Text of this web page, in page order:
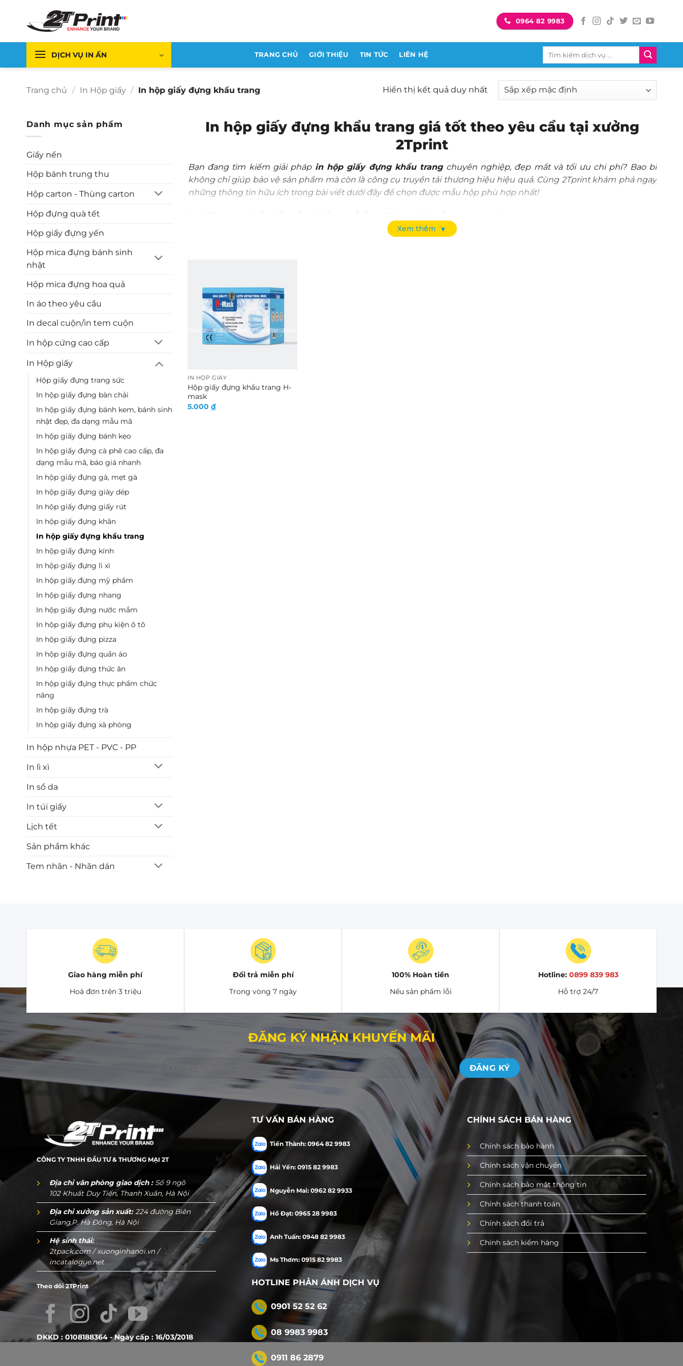
dung
0964 82 9983
DỊCH VỤ IN ẤN TRANG CHỦ GIỚI THIỆU TIN TỨC LIÊN HỆ
Tìm
Trang chủ / In Hộp giấy / In hộp giấy đựng khẩu trang Hiển thị kết quả duy nhất
Danh mục sản phẩm
Giấy nến
Hộp bánh trung thu
Hộp carton - Thùng carton
Hộp đựng quà tết
Hộp giấy đựng yến
Hộp mica đựng bánh sinh
nhật
Hộp mica đựng hoa quả
In áo theo yêu cầu
In decal cuộn/in tem cuộn
In hộp cứng cao cấp
In Hộp giấy
Hộp giấy đựng trang sức
In hộp giấy đựng bàn chải
In hộp giấy đựng bánh kem, bánh sinh
nhật đẹp, đa dạng mẫu mã
In hộp giấy đựng bánh kẹo
In hộp giấy đựng cà phê cao cấp, đa
dạng mẫu mã, báo giá nhanh
In hộp giấy đựng gà, mẹt gà
In hộp giấy đựng giày dép
In hộp giấy đựng giấy rút
In hộp giấy đựng khăn
In hộp giấy đựng khẩu trang
In hộp giấy đựng kính
In hộp giấy đựng lì xì
In hộp giấy đựng mỹ phẩm
In hộp giấy đựng nhang
In hộp giấy đựng nước mắm
In hộp giấy đựng phụ kiện ô tô
In hộp giấy đựng pizza
In hộp giấy đựng quần áo
In hộp giấy đựng thức ăn
In hộp giấy đựng thực phẩm chức
năng
In hộp giấy đựng trà
In hộp giấy đựng xà phòng
In hộp nhựa PET - PVC - PP
In lì xì
In sổ da
In túi giấy
Lịch tết
Sản phẩm khác
Tem nhãn - Nhãn dán
In hộp giấy đựng khẩu trang giá tốt theo yêu cầu tại xưởng
2Tprint
Bạn đang tìm kiếm giải pháp in hộp giấy đựng khẩu trangchuyên nghiệp, đẹp mắt và tối ưu chi phí? Bao bì
không chỉ giúp bảo vệ sản phẩm mà còn là công cụ truyền tải thương hiệu hiệu quả. Cùng 2Tprint khám phá ngay
những thông tin hữu ích trong bài viết dưới đây để chọn được mẫu hộp phù hợp nhất!
1. Vì sao lại cần in hộp giấy đựng khẩu trang?
Việc in hộp giấy đựng khẩu trang không chỉ đơn thuần là một bước trong khâu đóng gói sản phẩm, mà còn là yếu
Bảo quản an toàn: Hộp giấy giúp bảo vệ khẩu trang khỏi bụi bẩn, vi khuẩn, độ ẩm và các tác nhân môi trường
khác.
Giữ nguyên chất lượng
kho.
sự đầu tư của doanh nghiệp.
Thu hút khách hàng: Mẫu hộp bắt mắt, sáng tạo dễ dàng thu hút sự chú ý tại điểm bán, gia tăng khả năng mua
hàng.
Giấy carton sóng (carton 3 lớp, 5 lớp)
Hộp carton đựng khẩu trang​
thường được dùng cho các loại kích thước lớn,
cần bảo vệ tốt trong quá trình vận chuyển. Loại giấy này có khả năng chịu lực cao, ít bị biến dạng khi va chạm.
Giấy Ivory – loại giấy cao cấp với bề mặt trắng sáng, mịn và láng ở một mặt
3. Kích thước in hộp giấy đựng khẩu trang y tế phổ biến
Kích thước hộp giấy đựng khẩu trang là yếu tố quan trọng cần được cân nhắc kỹ lưỡng để đảm bảo tính tiện dụng,
phù hợp với từng loại sản phẩm và đối tượng người dùng. Tùy vào mục đích sử dụng và số lượng khẩu trang bên
trong, các mẫu hộp sẽ có kích thước khác nhau. Dưới đây là một số kích thước phổ biến hiện nay:
Hộp đựng khẩu trang 1 chiếc:Loại hộp nhỏ gọn, thường có kích thước phổ biến như 10x15cm, 12x17cm hoặc
Xem thêm ▼
IN HỘP GIẤY
Hộp giấy đựng khẩu trang H-
mask
5.000₫
Giao hàng miễn phí
Hoá đơn trên 3 triệu
Đổi trả miễn phí
Trong vòng 7 ngày
100% Hoàn tiền
Nếu sản phẩm lỗi
Hotline: 0899 839 983
Hỗ trợ 24/7
ĐĂNG KÝ NHẬN KHUYẾN MÃI
CÔNG TY TNHH ĐẦU TƯ & THƯƠNG MẠI 2T
Địa chỉ văn phòng giao dịch :Số 9 ngõ
102 Khuất Duy Tiến, Thanh Xuân, Hà Nội
Địa chỉ xưởng sản xuất:224 đường Biên
Giang,P. Hà Đông, Hà Nội
Hệ sinh thái:
2tpack.com /xuonginhanoi.vn /
incatalogue.net
Theo dõi 2TPrint
DKKD : 0108188364 - Ngày cấp : 16/03/2018
TƯ VẤN BÁN HÀNG
Tiến Thành: 0964 82 9983
Hải Yến: 0915 82 9983
Nguyễn Mai: 0962 82 9933
Hồ Đạt: 0965 28 9983
Anh Tuấn: 0948 82 9983
Ms Thơm: 0915 82 9983
HOTLINE PHẢN ÁNH DỊCH VỤ
0901 52 52 62
08 9983 9983
0911 86 2879
CHÍNH SÁCH BÁN HÀNG
Chính sách bảo hành
Chính sách vận chuyển
Chính sách bảo mật thông tin
Chính sách thanh toán
Chính sách đổi trả
Chính sách kiểm hàng